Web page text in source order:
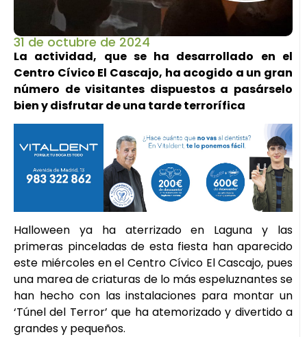
31 de octubre de 2024
La actividad, que se ha desarrollado en el
Centro Cívico El Cascajo, ha acogido a un gran
número de visitantes dispuestos a pasárselo
bien y disfrutar de una tarde terrorífica
Halloween ya ha aterrizado en Laguna y las
primeras pinceladas de esta fiesta han aparecido
este miércoles en el Centro Cívico El Cascajo, pues
una marea de criaturas de lo más espeluznantes se
han hecho con las instalaciones para montar un
‘Túnel del Terror’ que ha atemorizado y divertido a
grandes y pequeños.